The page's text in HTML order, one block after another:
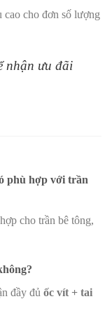
cho đơn số lượng
nhận ưu đãi
phù hợp với trần
cho trần bê tông,
đầy đủ ốc vít + tai